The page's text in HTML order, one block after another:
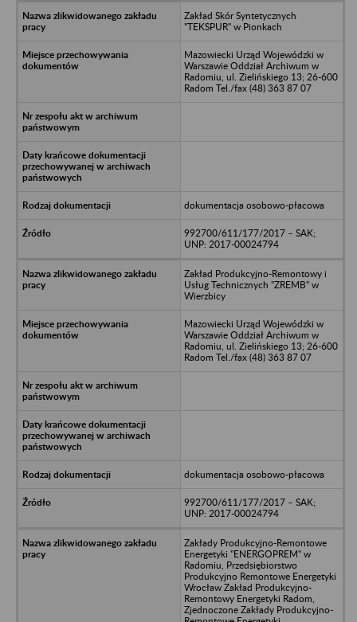
Zakład Skór Syntetycznych
"TEKSPUR" w Pionkach
Mazowiecki Urząd Wojewódzki w
Warszawie Oddział Archiwum w
Radomiu, ul. Zielińskiego 13; 26-600
Radom Tel./fax (48) 363 87 07
dokumentacja osobowo-płacowa
992700/611/177/2017 – SAK;
UNP: 2017-00024794
Zakład Produkcyjno-Remontowy i
Usług Technicznych "ZREMB" w
Wierzbicy
Mazowiecki Urząd Wojewódzki w
Warszawie Oddział Archiwum w
Radomiu, ul. Zielińskiego 13; 26-600
Radom Tel./fax (48) 363 87 07
dokumentacja osobowo-płacowa
992700/611/177/2017 – SAK;
UNP: 2017-00024794
Zakłady Produkcyjno-Remontowe
Energetyki "ENERGOPREM" w
Radomiu, Przedsiębiorstwo
Produkcyjno Remontowe Energetyki
Wrocław Zakład Produkcyjno-
Remontowy Energetyki Radom,
Zjednoczone Zakłady Produkcyjno-